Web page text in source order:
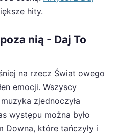
hity.
nią - Daj To
na rzecz Świat owego
emocji. Wszyscy
zjednoczyła
występu można było
Downa, które tańczyły i